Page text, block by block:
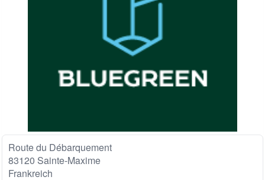
Route du Débarquement
83120 Sainte-Maxime
Frankreich